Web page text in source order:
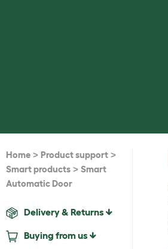
Home > Product support >
Smart products > Smart
Automatic Door
Delivery & Returns
Buying from us